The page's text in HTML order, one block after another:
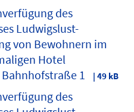
des
Ludwigslust-
von Bewohnern im
Hotel
1
| 49 kB
des